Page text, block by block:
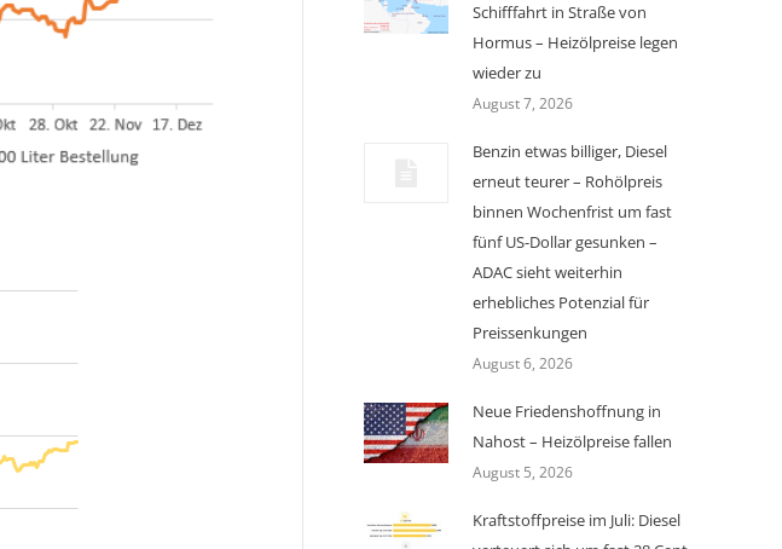
Schifffahrt in Straße von
Hormus – Heizölpreise legen
wieder zu
August 7, 2026
Benzin etwas billiger, Diesel
erneut teurer – Rohölpreis
binnen Wochenfrist um fast
fünf US-Dollar gesunken –
ADAC sieht weiterhin
erhebliches Potenzial für
Preissenkungen
August 6, 2026
Neue Friedenshoffnung in
Nahost – Heizölpreise fallen
August 5, 2026
Kraftstoffpreise im Juli: Diesel